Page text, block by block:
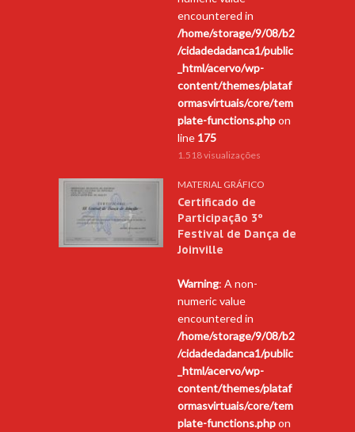
encountered in
/home/storage/9/08/b2
/cidadedadanca1/public
_html/acervo/wp-
content/themes/plataf
ormasvirtuais/core/tem
plate-functions.phpon
line 175
1.518 visualizações
MATERIAL GRÁFICO
Certificado de
Participação 3º
Festival de Dança de
Joinville
Warning: A non-
numeric value
encountered in
/home/storage/9/08/b2
/cidadedadanca1/public
_html/acervo/wp-
content/themes/plataf
ormasvirtuais/core/tem
plate-functions.phpon